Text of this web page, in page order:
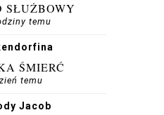
SŁUŻBOWY
temu
ŚMIERĆ
temu
Jacob